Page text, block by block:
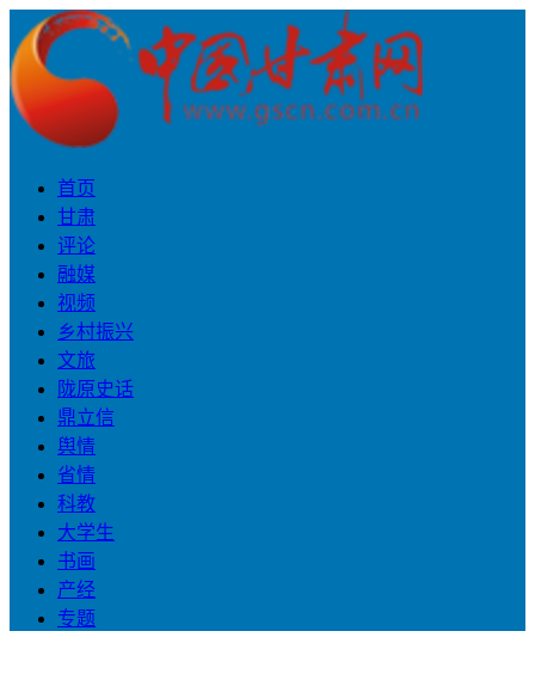
首页
甘肃
评论
融媒
视频
乡村振兴
文旅
陇原史话
鼎立信
舆情
省情
科教
大学生
书画
产经
专题